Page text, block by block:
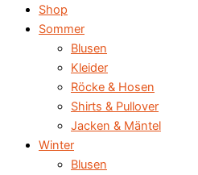
Shop
Sommer
Blusen
Kleider
Röcke & Hosen
Shirts & Pullover
Jacken & Mäntel
Winter
Blusen